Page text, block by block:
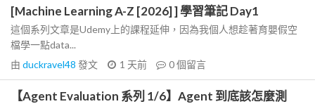
[Machine Learning A-Z [2026] ] 學習筆記 Day1
這個系列文章是Udemy上的課程延伸，因為我個人想趁著育嬰假空
檔學一點data...
由 duckravel48 發文 1 天前 0個留言
【Agent Evaluation 系列 1/6】Agent 到底該怎麼測